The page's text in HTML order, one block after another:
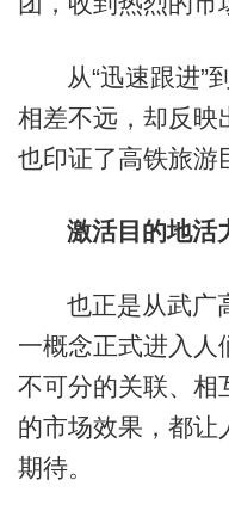
从“迅速跟进”
相差不远，却反映
也印证了高铁旅游
激活目的地活
也正是从武广
一概念正式进入人
不可分的关联、相
的市场效果，都让
期待。